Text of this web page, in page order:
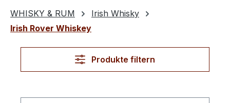
WHISKY & RUM
Irish Whisky
Irish Rover Whiskey
Produkte filtern